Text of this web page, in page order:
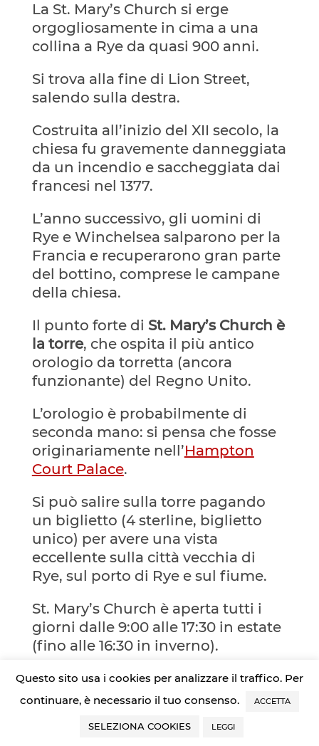
La St. Mary’s Church si erge
orgogliosamente in cima a una
collina a Rye da quasi 900 anni.
Si trova alla fine di Lion Street,
salendo sulla destra.
Costruita all’inizio del XII secolo, la
chiesa fu gravemente danneggiata
da un incendio e saccheggiata dai
francesi nel 1377.
L’anno successivo, gli uomini di
Rye e Winchelsea salparono per la
Francia e recuperarono gran parte
del bottino, comprese le campane
della chiesa.
Il punto forte di St. Mary’s Church è
la torre, che ospita il più antico
orologio da torretta (ancora
funzionante) del Regno Unito.
L’orologio è probabilmente di
seconda mano: si pensa che fosse
originariamente nell’Hampton
Court Palace.
Si può salire sulla torre pagando
un biglietto (4 sterline, biglietto
unico) per avere una vista
eccellente sulla città vecchia di
Rye, sul porto di Rye e sul fiume.
St. Mary’s Church è aperta tutti i
giorni dalle 9:00 alle 17:30 in estate
(fino alle 16:30 in inverno).
L’ingresso alla chiesa è gratuito,
per salire sulla torre si paga.
LANDGATE DOOR
Questo sito usa i cookies per analizzare il traffico. Per
continuare, è necessario il tuo consenso.
ACCETTA
SELEZIONA COOKIES LEGGI